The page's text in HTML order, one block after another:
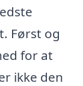
Først og
for at
ikke den